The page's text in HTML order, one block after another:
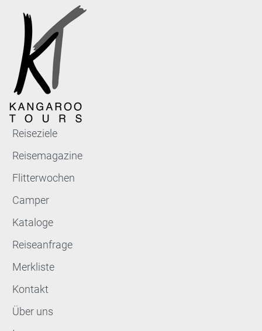
Reiseziele
Reisemagazine
Flitterwochen
Camper
Kataloge
Reiseanfrage
Merkliste
Kontakt
Über uns